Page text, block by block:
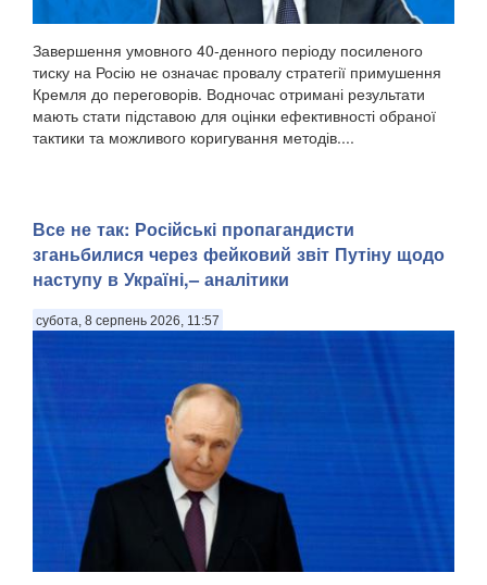
Завершення умовного 40-денного періоду посиленого
тиску на Росію не означає провалу стратегії примушення
Кремля до переговорів. Водночас отримані результати
мають стати підставою для оцінки ефективності обраної
тактики та можливого коригування методів....
Все не так: Російські пропагандисти
зганьбилися через фейковий звіт Путіну щодо
наступу в Україні,– аналітики
субота, 8 серпень 2026, 11:57